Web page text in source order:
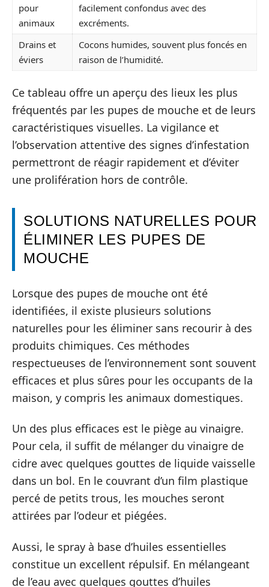
pour
animaux
facilement confondus avec des
excréments.
Drains et
éviers
Cocons humides, souvent plus foncés en
raison de l’humidité.
Ce tableau offre un aperçu des lieux les plus
fréquentés par les pupes de mouche et de leurs
caractéristiques visuelles. La vigilance et
l’observation attentive des signes d’infestation
permettront de réagir rapidement et d’éviter
une prolifération hors de contrôle.
SOLUTIONS NATURELLES POUR
ÉLIMINER LES PUPES DE
MOUCHE
Lorsque des pupes de mouche ont été
identifiées, il existe plusieurs solutions
naturelles pour les éliminer sans recourir à des
produits chimiques. Ces méthodes
respectueuses de l’environnement sont souvent
efficaces et plus sûres pour les occupants de la
maison, y compris les animaux domestiques.
Un des plus efficaces est le piège au vinaigre.
Pour cela, il suffit de mélanger du vinaigre de
cidre avec quelques gouttes de liquide vaisselle
dans un bol. En le couvrant d’un film plastique
percé de petits trous, les mouches seront
attirées par l’odeur et piégées.
Aussi, le spray à base d’huiles essentielles
constitue un excellent répulsif. En mélangeant
de l’eau avec quelques gouttes d’huiles